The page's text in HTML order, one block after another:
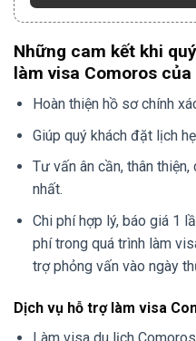
Những cam kết khi
làm visa Comoros
Hoàn thiện hồ sơ chính
Giúp quý khách đặt lịch
Tư vấn ân cần, thân
nhất.
Chi phí hợp lý, báo giá 1
phí trong quá trình làm
trợ phỏng vấn vào ngày
Dịch vụ hỗ trợ làm visa
Làm visa du lịch Comoros